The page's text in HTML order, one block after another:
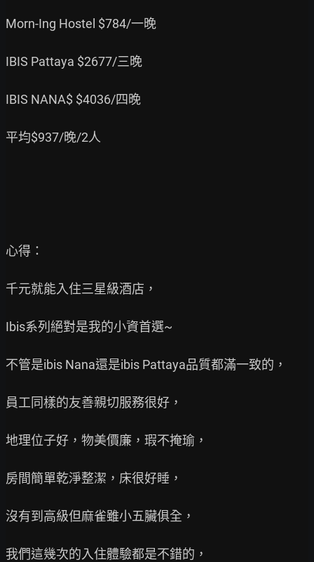
Morn-Ing Hostel $784/一晚
IBIS Pattaya $2677/三晚
IBIS NANA$ $4036/四晚
平均$937/晚/2人
心得：
千元就能入住三星級酒店，
Ibis系列絕對是我的小資首選~
不管是ibis Nana還是ibis Pattaya品質都滿一致的，
員工同樣的友善親切服務很好，
地理位子好，物美價廉，瑕不掩瑜，
房間簡單乾淨整潔，床很好睡，
沒有到高級但麻雀雖小五臟俱全，
我們這幾次的入住體驗都是不錯的，